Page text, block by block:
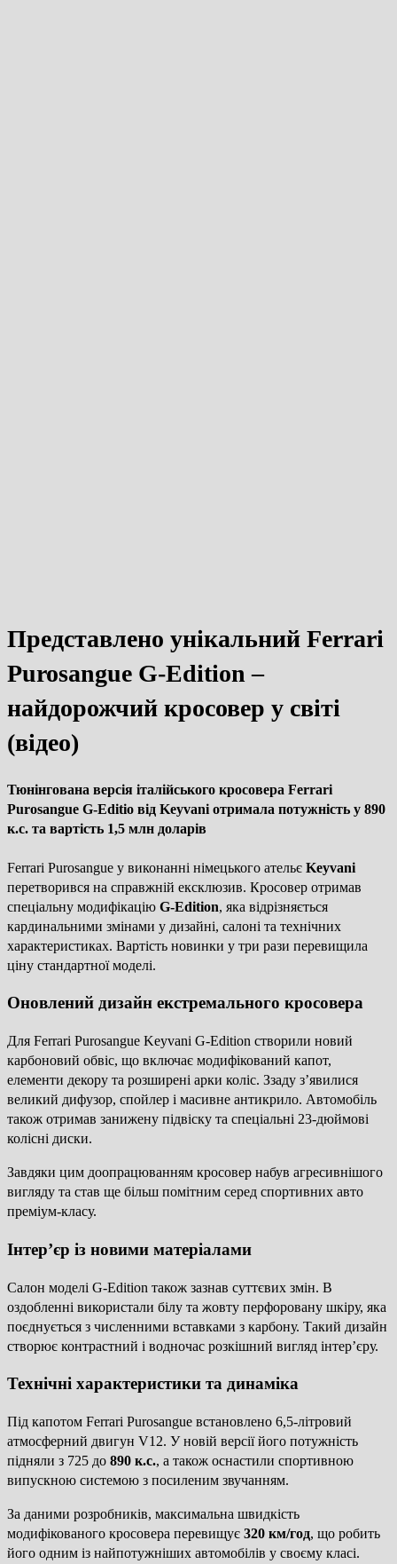
Представлено унікальний Ferrari
Purosangue G-Edition –
найдорожчий кросовер у світі
(відео)
Тюнінгована версія італійського кросовера Ferrari
Purosangue G-Editio від Keyvani отримала потужність у 890
к.с. та вартість 1,5 млн доларів
Ferrari Purosangue у виконанні німецького ательє Keyvani
перетворився на справжній ексклюзив. Кросовер отримав
спеціальну модифікацію G-Edition, яка відрізняється
кардинальними змінами у дизайні, салоні та технічних
характеристиках. Вартість новинки у три рази перевищила
ціну стандартної моделі.
Оновлений дизайн екстремального кросовера
Для Ferrari Purosangue Keyvani G-Edition створили новий
карбоновий обвіс, що включає модифікований капот,
елементи декору та розширені арки коліс. Ззаду з’явилися
великий дифузор, спойлер і масивне антикрило. Автомобіль
також отримав занижену підвіску та спеціальні 23-дюймові
колісні диски.
Завдяки цим доопрацюванням кросовер набув агресивнішого
вигляду та став ще більш помітним серед спортивних авто
преміум-класу.
Інтер’єр із новими матеріалами
Салон моделі G-Edition також зазнав суттєвих змін. В
оздобленні використали білу та жовту перфоровану шкіру, яка
поєднується з численними вставками з карбону. Такий дизайн
створює контрастний і водночас розкішний вигляд інтер’єру.
Технічні характеристики та динаміка
Під капотом Ferrari Purosangue встановлено 6,5-літровий
атмосферний двигун V12. У новій версії його потужність
підняли з 725 до 890 к.с., а також оснастили спортивною
випускною системою з посиленим звучанням.
За даними розробників, максимальна швидкість
модифікованого кросовера перевищує 320 км/год, що робить
його одним із найпотужніших автомобілів у своєму класі.